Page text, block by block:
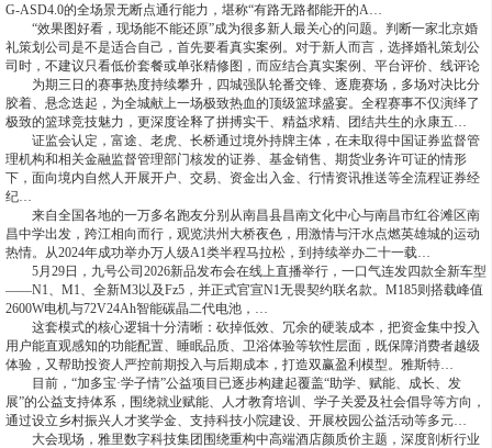
G-ASD4.0的全场景无断点通行能力，堪称“有路无路都能开的A…
“效果图好看，现场能不能还原”成为很多新人最关心的问题。判断一家北京婚
礼策划公司是不是适合自己，首先要看真实案例。对于新人而言，选择婚礼策划公
司时，不建议只看低价套餐或单张精修图，而应结合真实案例、平台评价、线评论
为期三日的赛事热度持续攀升，四城强队轮番交锋、逐鹿赛场，多场对决比分
胶着、悬念迭起，为全城献上一场极致热血的顶级篮球盛宴。全程赛事不仅演绎了
极致的篮球竞技魅力，更深度诠释了拼搏实干、精益求精、团结共生的永康五…
证监会认定，富途、老虎、长桥通过境外持牌主体，在未取得中国证券监督管
理机构和相关金融监督管理部门核发的证券、基金销售、期货业务许可证的情形
下，面向境内自然人开展开户、交易、资金出入金、行情资讯推送等全流程证券经
纪…
来自全国各地的一万多名跑友分别从南昌县昌南文化中心与南昌市红谷滩区南
昌中学出发，跨江相向而行，观览洪州大桥夜色，用激情与汗水点燃英雄城的运动
热情。从2024年成功举办万人级A1类半程马拉松，到持续举办二十一载…
5月29日，九号公司2026新品发布会在线上直播举行，一口气连发四款全新车型
——N1、M1、全新M3以及Fz5，并正式官宣N1无畏契约联名款。M185则搭载峰值
2600W电机与72V24Ah智能碳晶二代电池，…
这套模式的核心逻辑十分清晰：砍掉低效、冗余的硬装成本，把资金集中投入
用户能直观感知的功能配置、睡眠品质、卫浴体验等软性层面，既保障消费者越级
体验，又帮助投资人严控前期投入与后期成本，打造双赢盈利模型。雅斯特…
目前，“加多宝·学子情”公益项目已逐步构建起覆盖“助学、赋能、成长、发
展”的公益支持体系，围绕就业赋能、人才教育培训、学子关爱及社会倡导等方向，
通过设立乡村振兴人才奖学金、支持科技小院建设、开展校园公益活动等多元…
大会现场，雅里数字科技集团围绕重构中高端酒店颜质价主题，深度剖析行业